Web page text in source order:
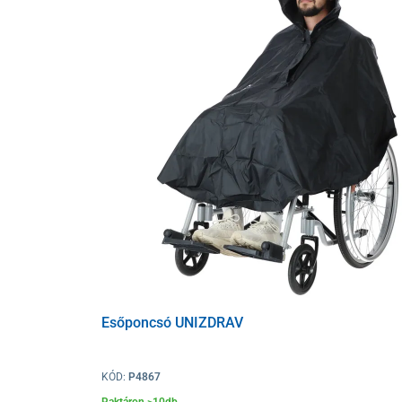
gyorskioldó rendszerrel
levehetők a vázról. A kerekesszék rendkívül könnyű,
mechanizmusnak köszönhetően könnyedén
46 és 48 cm-es ülőfelület-szélességű kerekesszékek
Technikai paraméterek
Esőponcsó UNIZDRAV
KÓD: P4867